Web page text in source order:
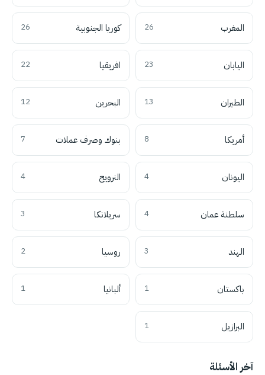
المغرب 26 كوريا الجنوبية 26
اليابان 23 افريقيا 22
الطيران 13 البحرين 12
أمريكا 8 بنوك وصرف عملات 7
اليونان 4 النرويج 4
سلطنة عمان 4 سريلانكا 3
الهند 3 روسيا 2
باكستان 1 ألبانيا 1
البرازيل 1
آخر الأسئلة